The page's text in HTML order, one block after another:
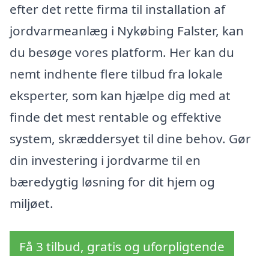
efter det rette firma til installation af
jordvarmeanlæg i Nykøbing Falster, kan
du besøge vores platform. Her kan du
nemt indhente flere tilbud fra lokale
eksperter, som kan hjælpe dig med at
finde det mest rentable og effektive
system, skræddersyet til dine behov. Gør
din investering i jordvarme til en
bæredygtig løsning for dit hjem og
miljøet.
Få 3 tilbud, gratis og uforpligtende